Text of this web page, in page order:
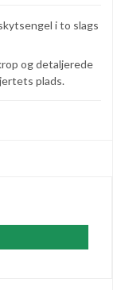
i to slags
og detaljerede
plads.